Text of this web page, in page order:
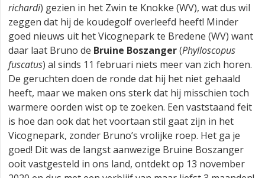
richardi) gezien in het Zwin te Knokke (WV), wat dus wil
zeggen dat hij de koudegolf overleefd heeft! Minder
goed nieuws uit het Vicognepark te Bredene (WV) want
daar laat Bruno de Bruine Boszanger(Phylloscopus
fuscatus) al sinds 11 februari niets meer van zich horen.
De geruchten doen de ronde dat hij het niet gehaald
heeft, maar we maken ons sterk dat hij misschien toch
warmere oorden wist op te zoeken. Een vaststaand feit
is hoe dan ook dat het voortaan stil gaat zijn in het
Vicognepark, zonder Bruno’s vrolijke roep. Het ga je
goed! Dit was de langst aanwezige Bruine Boszanger
ooit vastgesteld in ons land, ontdekt op 13 november